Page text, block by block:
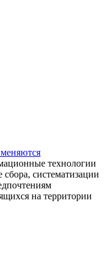
технологии
систематизации
на территории